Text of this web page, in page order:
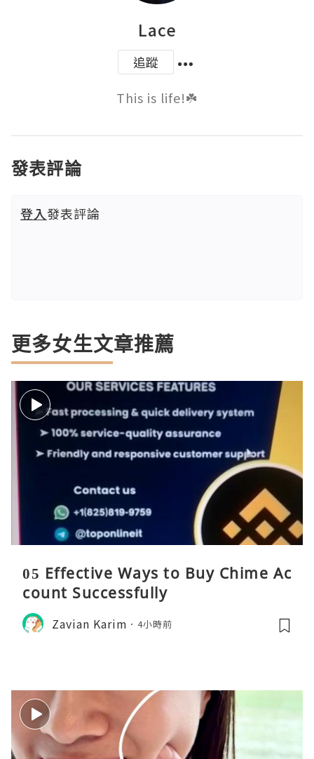
Lace
追蹤
This is life!☘️
發表評論
登入發表評論
更多女生文章推薦
05 Effective Ways to Buy Chime Ac
count Successfully
Zavian Karim 4小時前